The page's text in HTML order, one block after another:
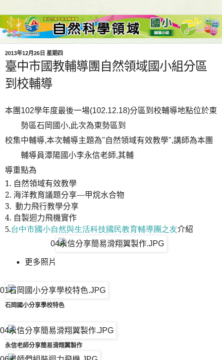
2013年12月26日 星期四
臺中市國教輔導團自然領域國小組分區
到校輔導
本團102學年度最後一場(102.12.18)分區到校輔導地點位於東
勢區石岡國小,此次為東勢區到
校集中輔導,本次輔導主題為"自然領域有效教學",講師為本團
輔導員潭陽國小李永信老師,其輔
導重點為
1. 自然領域有效教學
2. 海洋教育議題分享—甲烷水合物
3. 動力飛行教學分享
4. 自製迴力飛機實作
5.台中市國小自然與生活科技國民教育輔導團之友介紹
更多照片
石岡國小分享學校特色
永信老師分享簡易滑翔翼製作